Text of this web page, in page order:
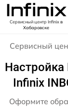
Сервисный центр Infinixв
Хабаровске
Сервисный
Настройка
Infinix
Оформите